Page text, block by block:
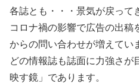
各誌とも・・・景気が戻って
コロナ禍の影響で広告の出稿
からの問い合わせが増えてい
どの情報誌も誌面に力強さが
映す鏡」であります。